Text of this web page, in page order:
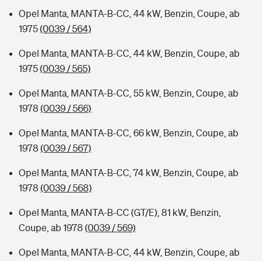
Opel Manta, MANTA-B-CC, 44 kW, Benzin, Coupe, ab
1975(0039 / 564)
Opel Manta, MANTA-B-CC, 44 kW, Benzin, Coupe, ab
1975(0039 / 565)
Opel Manta, MANTA-B-CC, 55 kW, Benzin, Coupe, ab
1978 (0039 / 566)
Opel Manta, MANTA-B-CC, 66 kW, Benzin, Coupe, ab
1978 (0039 / 567)
Opel Manta, MANTA-B-CC, 74 kW, Benzin, Coupe, ab
1978 (0039 / 568)
Opel Manta, MANTA-B-CC (GT/E), 81 kW, Benzin,
Coupe, ab 1978 (0039 / 569)
Opel Manta, MANTA-B-CC, 44 kW, Benzin, Coupe, ab